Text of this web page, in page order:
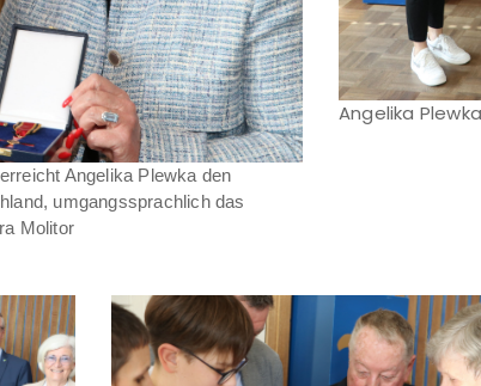
Angelika Plewka den
umgangssprachlich das
Molitor
Angelika